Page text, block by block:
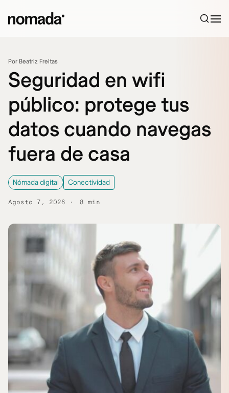
Por Beatriz Freitas
Seguridad en wifi
público: protege tus
datos cuando navegas
fuera de casa
Nómada digital Conectividad
Agosto 7, 2026 8 min